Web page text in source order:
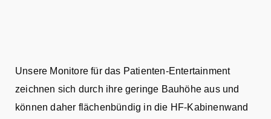
Unsere Monitore für das Patienten-Entertainment
zeichnen sich durch ihre geringe Bauhöhe aus und
können daher flächenbündig in die HF-Kabinenwand